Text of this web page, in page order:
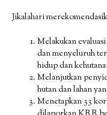
Jikalahari
Melakukan
dan menyeluruh
hidup dan
Melanjutkan
hutan dan lahan
Menetapkan 33